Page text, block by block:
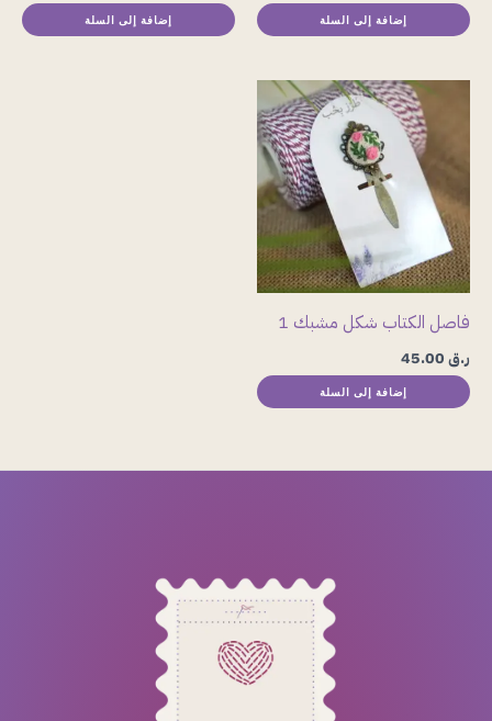
إضافة إلى السلة إضافة إلى السلة
فاصل الكتاب شكل مشبك 1
ر.ق
إضافة إلى السلة